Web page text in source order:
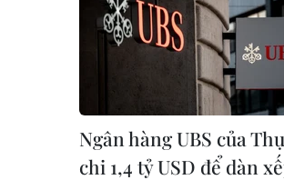
Ngân hàng UBS của
chi 1,4 tỷ USD để dàn